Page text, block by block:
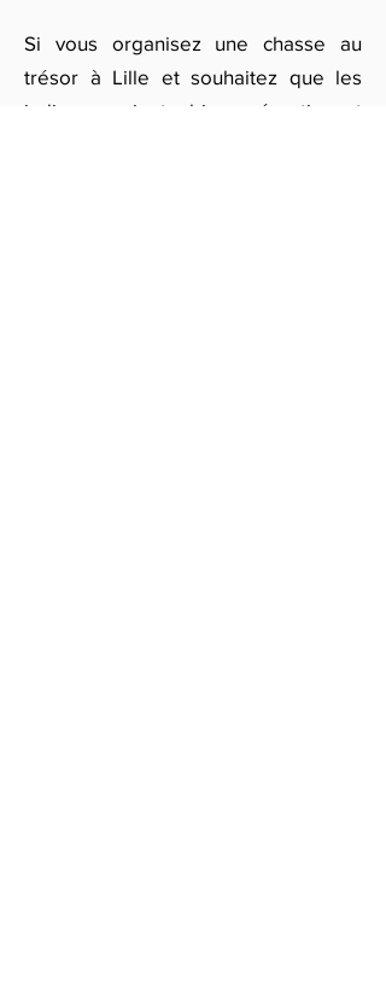
Si vous organisez une chasse au
trésor à Lille et souhaitez que les
indices soient bien répartis et